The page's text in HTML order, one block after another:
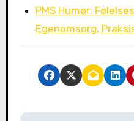
PMS Humør:
Egenomsorg,